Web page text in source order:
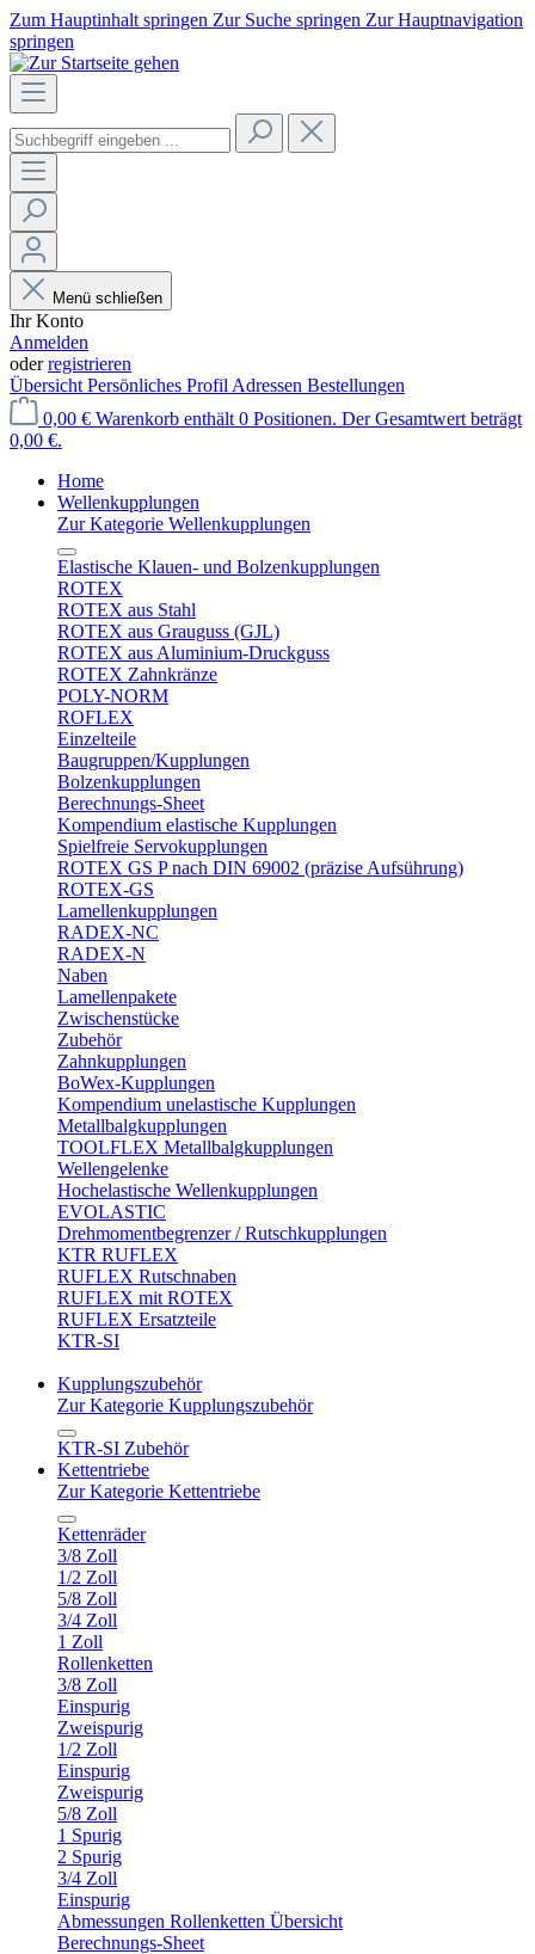
Zum Hauptinhalt springen Zur Suche springen Zur Hauptnavigation
springen
Menü schließen
Ihr Konto
Anmelden
oderregistrieren
Übersicht Persönliches Profil Adressen Bestellungen
0,00 € Warenkorb enthält 0 Positionen. Der Gesamtwert beträgt
0,00 €.
Home
Wellenkupplungen
Zur Kategorie Wellenkupplungen
Elastische Klauen- und Bolzenkupplungen
ROTEX
ROTEX aus Stahl
ROTEX aus Grauguss (GJL)
ROTEX aus Aluminium-Druckguss
ROTEX Zahnkränze
POLY-NORM
ROFLEX
Einzelteile
Baugruppen/Kupplungen
Bolzenkupplungen
Berechnungs-Sheet
Kompendium elastische Kupplungen
Spielfreie Servokupplungen
ROTEX GS P nach DIN 69002 (präzise Aufsührung)
ROTEX-GS
Lamellenkupplungen
RADEX-NC
RADEX-N
Naben
Lamellenpakete
Zwischenstücke
Zubehör
Zahnkupplungen
BoWex-Kupplungen
Kompendium unelastische Kupplungen
Metallbalgkupplungen
TOOLFLEX Metallbalgkupplungen
Wellengelenke
Hochelastische Wellenkupplungen
EVOLASTIC
Drehmomentbegrenzer / Rutschkupplungen
KTR RUFLEX
RUFLEX Rutschnaben
RUFLEX mit ROTEX
RUFLEX Ersatzteile
KTR-SI
Kupplungszubehör
Zur Kategorie Kupplungszubehör
KTR-SI Zubehör
Kettentriebe
Zur Kategorie Kettentriebe
Kettenräder
3/8 Zoll
1/2 Zoll
5/8 Zoll
3/4 Zoll
1 Zoll
Rollenketten
3/8 Zoll
Einspurig
Zweispurig
1/2 Zoll
Einspurig
Zweispurig
5/8 Zoll
1 Spurig
2 Spurig
3/4 Zoll
Einspurig
Abmessungen Rollenketten Übersicht
Berechnungs-Sheet